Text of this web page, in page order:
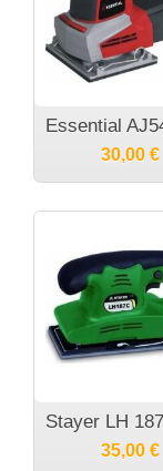
30,00 €
35,00 €